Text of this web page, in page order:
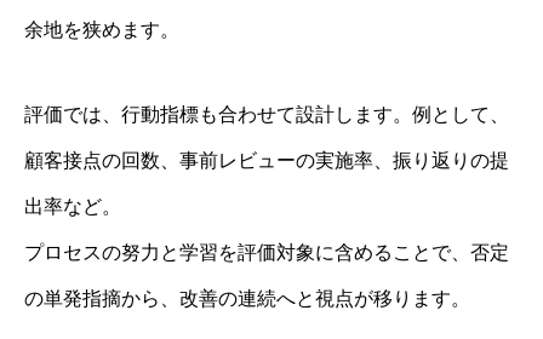
余地を狭めます。
評価では、行動指標も合わせて設計します。例として、
顧客接点の回数、事前レビューの実施率、振り返りの提
出率など。
プロセスの努力と学習を評価対象に含めることで、否定
の単発指摘から、改善の連続へと視点が移ります。